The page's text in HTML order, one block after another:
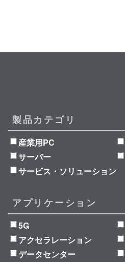
製品カテゴリ
産業用PC
サーバー
サービス・ソリューション
アプリケーション
5G
アクセラレーション
データセンター